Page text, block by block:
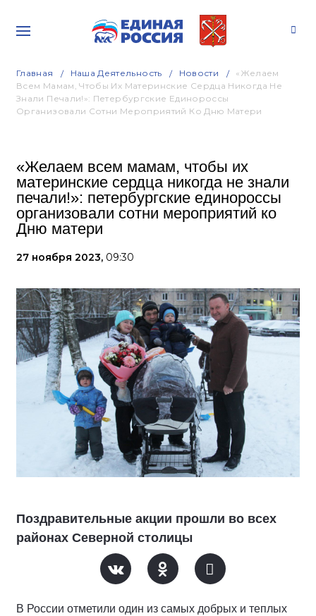
Главная Наша Деятельность Новости
«Желаем
Всем Мамам, Чтобы Их Материнские Сердца Никогда Не
Знали Печали!»: Петербургские Единороссы
Организовали Сотни Мероприятий Ко Дню Матери
«Желаем всем мамам, чтобы их
материнские сердца никогда не знали
печали!»: петербургские единороссы
организовали сотни мероприятий ко
Дню матери
27 ноября 2023, 09:30
Поздравительные акции прошли во всех
районах Северной столицы
В России отметили один из самых добрых и теплых